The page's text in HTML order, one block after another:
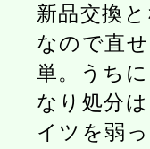
新品交換
なので直
単。うち
なり処分
イツを弱